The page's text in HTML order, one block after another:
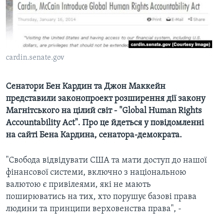
СУСПІЛЬСТВО
ІСТОРІЇ УСПІХУ УКРАЇНЦІВ
ТЕЛЕПРОГРАМИ
ЧАС-TIME
БРИФІНГ ГОЛОСУ АМЕРИКИ
ВІКНО В АМЕРИКУ
ПРАЙМ-ТАЙМ
ПОГЛЯД З ВАШИНГТОНА
ENGLISH
Learning English
МИ В СОЦМЕРЕЖАХ
Мови
cardin.senate.gov
Сенатори Бен Кардин та Джон Маккейн
представили законопроект розширення дії закону
Магнітського на цілий світ - "Global Human Rights
Accountability Act". Про це йдеться у повідомленні
на сайті Бена Кардина, сенатора-демократа.
"Свобода відвідувати США та мати доступ до нашої
фінансової системи, включно з національною
валютою є привілеями, які не мають
поширюватись на тих, хто порушує базові права
людини та принципи верховенства права", -